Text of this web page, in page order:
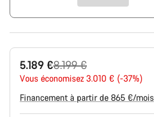
5.189 €
Prix
d’origine
8.199 €
Vous économisez 3.010 € (-37%)
Financement à partir de 865 €/mois